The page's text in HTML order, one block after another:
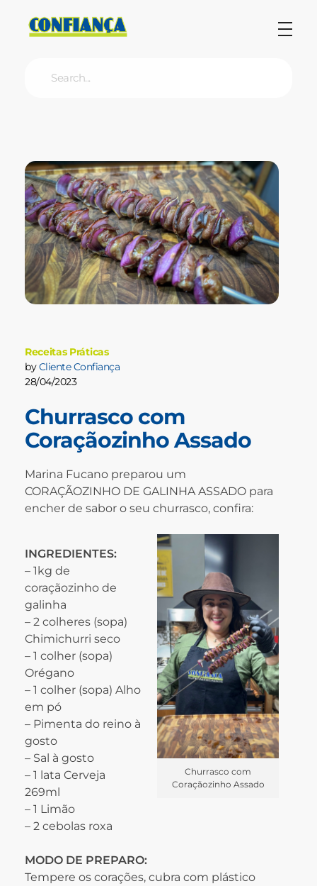
Churrasco com
Coraçãozinho Assado
28/04/2023
by Cliente Confiança
Receitas Práticas
Marina Fucano preparou um
CORAÇÃOZINHO DE GALINHA ASSADO para
encher de sabor o seu churrasco, confira:
Churrasco com
Coraçãozinho Assado
INGREDIENTES:
– 1kg de
coraçãozinho de
galinha
– 2 colheres (sopa)
Chimichurri seco
– 1 colher (sopa)
Orégano
– 1 colher (sopa) Alho
em pó
– Pimenta do reino à
gosto
– Sal à gosto
– 1 lata Cerveja
269ml
– 1 Limão
– 2 cebolas roxa
MODO DE PREPARO:
Tempere os corações, cubra com plástico